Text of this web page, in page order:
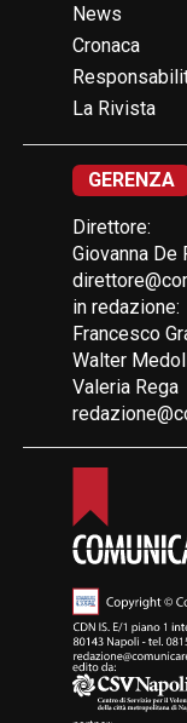
News
Cronaca
La Rivista
GERENZA
Direttore:
Giovanna De
in redazione:
Francesco
Walter
Valeria Rega